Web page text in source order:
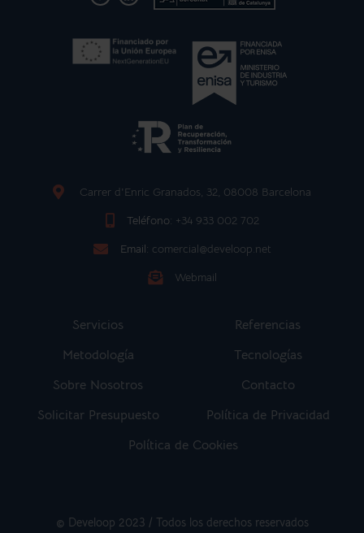
Carrer d'Enric Granados, 32, 08008 Barcelona
Teléfono: +34 933 002 702
Email: comercial@develoop.net
Webmail
Servicios
Referencias
Metodología
Tecnologías
Sobre Nosotros
Contacto
Solicitar Presupuesto
Política de Privacidad
Política de Cookies
© Develoop 2023 / Todos los derechos reservados